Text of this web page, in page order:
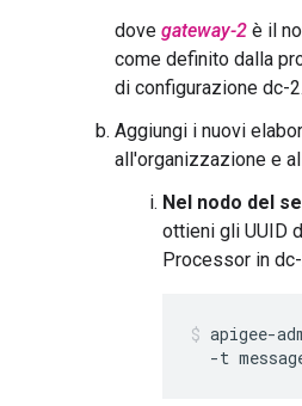
dove gateway-2 è il
come definito dalla
di configurazione dc-2.
Aggiungi i nuovi
all'organizzazione e
Nel nodo del
ottieni gli UUID
Processor in
apigee-
-t